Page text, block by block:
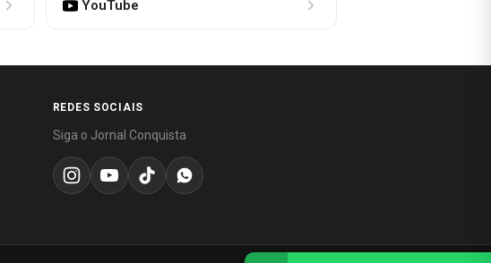
YouTube
REDES SOCIAIS
Siga o Jornal Conquista